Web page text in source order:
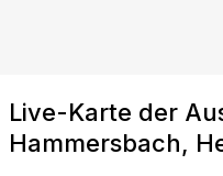
Live-Karte der
Hammersbach,